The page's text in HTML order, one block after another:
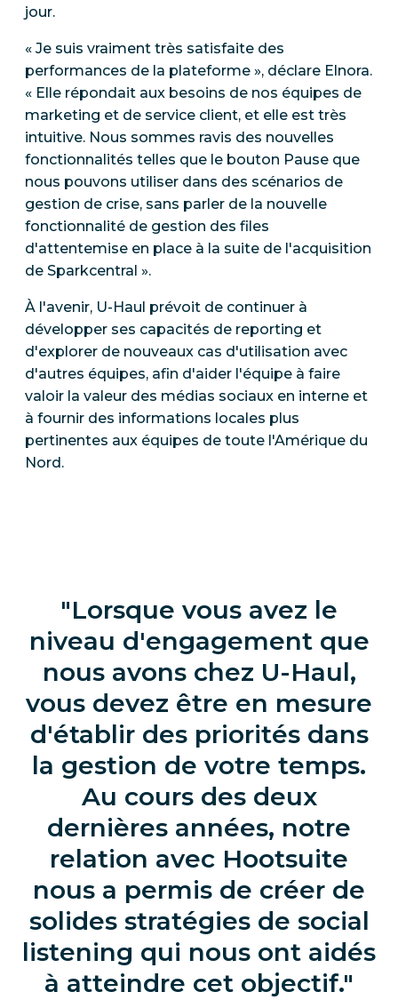
jour.
« Je suis vraiment très satisfaite des
performances de la plateforme », déclare Elnora.
« Elle répondait aux besoins de nos équipes de
marketing et de service client, et elle est très
intuitive. Nous sommes ravis des nouvelles
fonctionnalités telles que le bouton Pause que
nous pouvons utiliser dans des scénarios de
gestion de crise, sans parler de la nouvelle
fonctionnalité de gestion des files
d'attentemise en place à la suite de l'acquisition
de Sparkcentral ».
À l'avenir, U-Haul prévoit de continuer à
développer ses capacités de reporting et
d'explorer de nouveaux cas d'utilisation avec
d'autres équipes, afin d'aider l'équipe à faire
valoir la valeur des médias sociaux en interne et
à fournir des informations locales plus
pertinentes aux équipes de toute l'Amérique du
Nord.
Lorsque vous avez le
niveau d'engagement que
nous avons chez U-Haul,
vous devez être en mesure
d'établir des priorités dans
la gestion de votre temps.
Au cours des deux
dernières années, notre
relation avec Hootsuite
nous a permis de créer de
solides stratégies de social
listening qui nous ont aidés
à atteindre cet objectif.